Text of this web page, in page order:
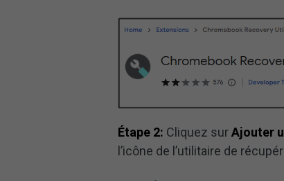
Étape 2: Cliquez surAjouter
l’icône de l’utilitaire de